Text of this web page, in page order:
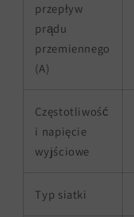
przepływ
prądu
przemiennego
(A)
Częstotliwość
i napięcie
wyjściowe
Typ siatki